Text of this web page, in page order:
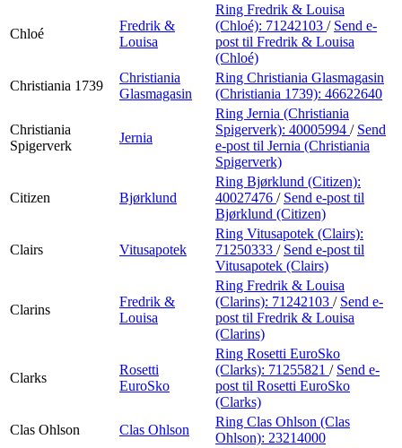
Chloé
Fredrik &
Louisa
Ring Fredrik & Louisa
(Chloé): 71242103 / Send e-
post til Fredrik & Louisa
(Chloé)
Christiania 1739
Christiania
Glasmagasin
Ring Christiania Glasmagasin
(Christiania 1739): 46622640
Christiania
Spigerverk
Jernia
Ring Jernia (Christiania
Spigerverk): 40005994 / Send
e-post til Jernia (Christiania
Spigerverk)
Citizen Bjørklund
Ring Bjørklund (Citizen):
40027476 / Send e-post til
Bjørklund (Citizen)
Clairs Vitusapotek
Ring Vitusapotek (Clairs):
71250333 / Send e-post til
Vitusapotek (Clairs)
Clarins
Fredrik &
Louisa
Ring Fredrik & Louisa
(Clarins): 71242103 / Send e-
post til Fredrik & Louisa
(Clarins)
Clarks
Rosetti
EuroSko
Ring Rosetti EuroSko
(Clarks): 71255821 / Send e-
post til Rosetti EuroSko
(Clarks)
Clas Ohlson
Clas Ohlson
Ring Clas Ohlson (Clas
Ohlson): 23214000